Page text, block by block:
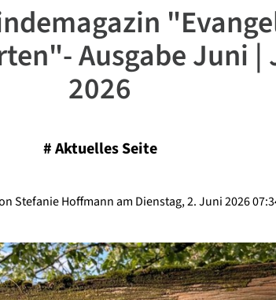
Ausgabe Juni |
2026
#Aktuelles Seite
Stefanie Hoffmann am Dienstag, 2. Juni 2026